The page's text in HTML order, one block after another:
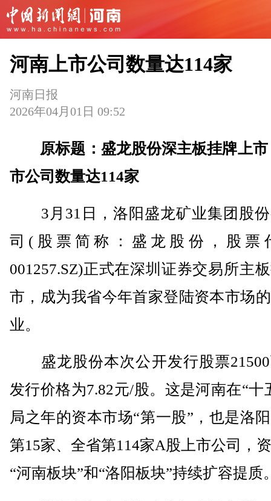
河南上市公司数量达114家
河南日报
2026年04月01日 09:52
原标题：盛龙股份深主板挂牌上
市公司数量达114家
3月31日，洛阳盛龙矿业集团股份
司(股票简称：盛龙股份，股票
001257.SZ)正式在深圳证券交易所主
市，成为我省今年首家登陆资本市场
业。
盛龙股份本次公开发行股票21500
发行价格为7.82元/股。这是河南在“十
局之年的资本市场“第一股”，也是洛
第15家、全省第114家A股上市公司，
“河南板块”和“洛阳板块”持续扩容提质